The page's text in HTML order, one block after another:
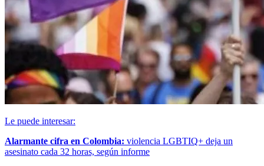
Le puede interesar:
Alarmante cifra en Colombia: violencia LGBTIQ+ deja un
asesinato cada 32 horas, según informe